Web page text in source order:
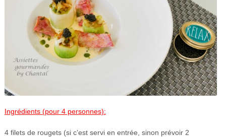
Ingrédients (pour 4 personnes):
4 filets de rougets (si c’est servi en entrée, sinon prévoir 2